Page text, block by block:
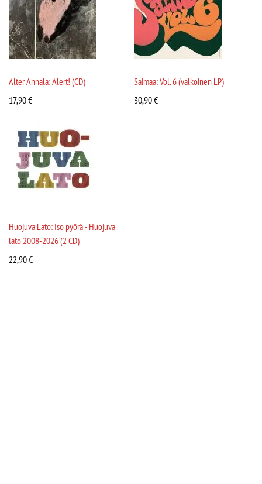
Alter Annala: Alert! (CD)
17,90€
Saimaa: Vol. 6 (valkoinen LP)
30,90€
Huojuva Lato: Iso pyörä - Huojuva
lato 2008-2026 (2 CD)
22,90€